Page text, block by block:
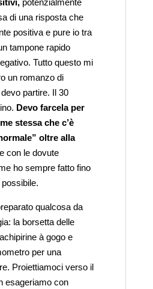
potenzialmente
di una risposta che
positiva e pure io tra
tampone rapido
Tutto questo mi
un romanzo di
partire. Il 30
Devo farcela per
stessa che c’è
oltre alla
con le dovute
ho sempre fatto fino
qualcosa da
la borsetta delle
à gogo e
per una
Proiettiamoci verso il
esageriamo con